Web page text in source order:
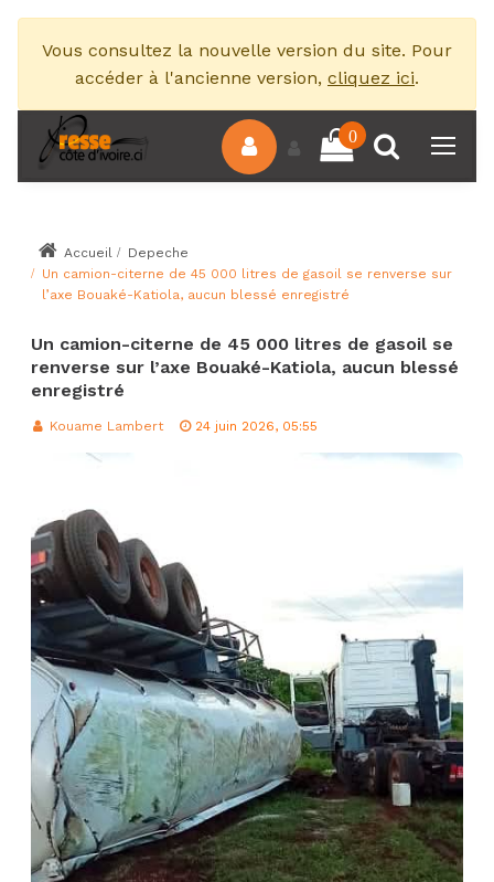
Vous consultez la nouvelle version du site. Pour
accéder à l'ancienne version, cliquez ici.
0
Accueil
Depeche
Un camion-citerne de 45 000 litres de gasoil se renverse sur
l’axe Bouaké-Katiola, aucun blessé enregistré
Un camion-citerne de 45 000 litres de gasoil se
renverse sur l’axe Bouaké-Katiola, aucun blessé
enregistré
Kouame Lambert 24 juin 2026, 05:55